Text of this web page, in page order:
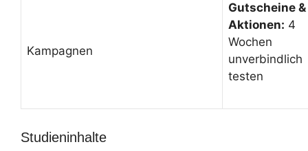
Kampagnen
Gutscheine &
Aktionen: 4
Wochen
unverbindlich
testen
Studieninhalte